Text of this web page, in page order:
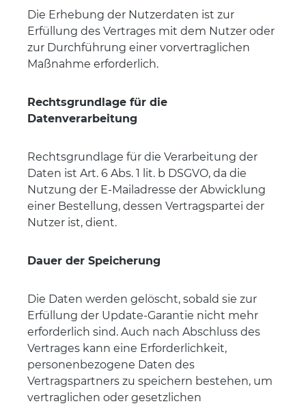
Die Erhebung der Nutzerdaten ist zur
Erfüllung des Vertrages mit dem Nutzer oder
zur Durchführung einer vorvertraglichen
Maßnahme erforderlich.
Rechtsgrundlage für die
Datenverarbeitung
Rechtsgrundlage für die Verarbeitung der
Daten ist Art. 6 Abs. 1 lit. b DSGVO, da die
Nutzung der E-Mailadresse der Abwicklung
einer Bestellung, dessen Vertragspartei der
Nutzer ist, dient.
Dauer der Speicherung
Die Daten werden gelöscht, sobald sie zur
Erfüllung der Update-Garantie nicht mehr
erforderlich sind. Auch nach Abschluss des
Vertrages kann eine Erforderlichkeit,
personenbezogene Daten des
Vertragspartners zu speichern bestehen, um
vertraglichen oder gesetzlichen